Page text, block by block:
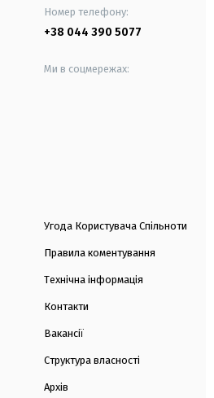
Номер телефону:
+38 044 390 5077
Ми в соцмережах:
Угода Користувача Спільноти
Правила коментування
Технічна інформація
Контакти
Вакансії
Структура власності
Архів